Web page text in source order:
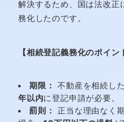
解決するため、国は法改正
務化したのです。
【相続登記義務化のポイン
期限： 不動産を相続し
年以内に登記申請が必要。
罰則：
正当な理由なく